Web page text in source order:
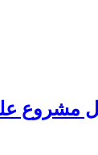
مشروع